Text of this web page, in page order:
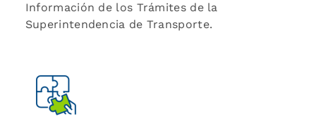
Información de los Trámites de la
Superintendencia de Transporte.